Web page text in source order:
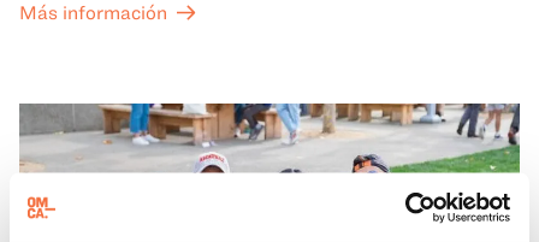
fondo, o explora las galerías, que cobran vida por la noche
adultos!
Más información